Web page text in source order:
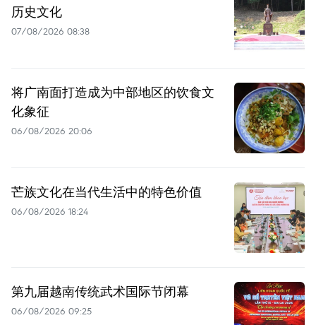
历史文化
07/08/2026 08:38
将广南面打造成为中部地区的饮食文
化象征
06/08/2026 20:06
芒族文化在当代生活中的特色价值
06/08/2026 18:24
第九届越南传统武术国际节闭幕
06/08/2026 09:25